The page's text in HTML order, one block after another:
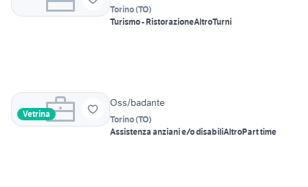
Torino(TO)
Turismo - RistorazioneAltroTurni
Vetrina
Oss/badante
Torino(TO)
Assistenza anziani e/o disabiliAltroPart time